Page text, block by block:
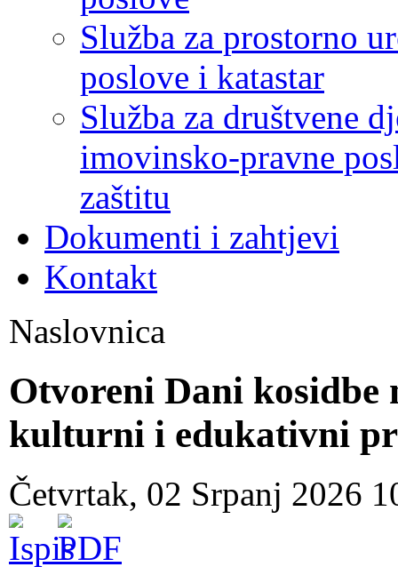
Služba za prostorno
poslove i katastar
Služba za društvene
imovinsko-pravne
zaštitu
Dokumenti i zahtjevi
Kontakt
Naslovnica
Otvoreni Dani kosidbe
kulturni i edukativni
Četvrtak, 02 Srpanj 2026